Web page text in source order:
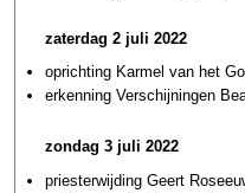
zaterdag 2 juli 2022
oprichting Karmel van het
erkenning Verschijningen
zondag 3 juli 2022
priesterwijding Geert